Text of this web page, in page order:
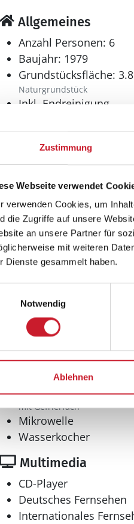
Zustimmung
Webseite verwendet
verwenden Cookies, um
die Zugriffe auf unsere
an unsere Partner für
mit weiteren
Dienste gesammelt haben.
Notwendig
Ablehnen
Allgemeines
Anzahl Personen: 6
Baujahr: 1979
Grundstücksfläche:
Naturgrundstück
Inkl. Endreinigung
Renovierung: 2006
Tolle Aussicht
Meerblick
Wohnfläche: 110 m²
Wohnbereich
Kaminofen
Küche
Dunstabzug
Herd
Kaffeemaschine
Kühlschrank l
mit Gefrierfach
Mikrowelle
Wasserkocher
Multimedia
CD-Player
Deutsches Fernsehen
Internationales